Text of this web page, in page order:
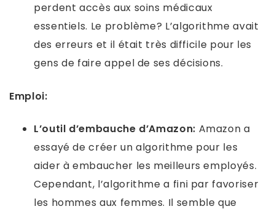
perdent accès aux soins médicaux
essentiels. Le problème? L’algorithme avait
des erreurs et il était très difficile pour les
gens de faire appel de ses décisions.
Emploi:
L’outil d’embauche d’Amazon: Amazon a
essayé de créer un algorithme pour les
aider à embaucher les meilleurs employés.
Cependant, l’algorithme a fini par favoriser
les hommes aux femmes. Il semble que